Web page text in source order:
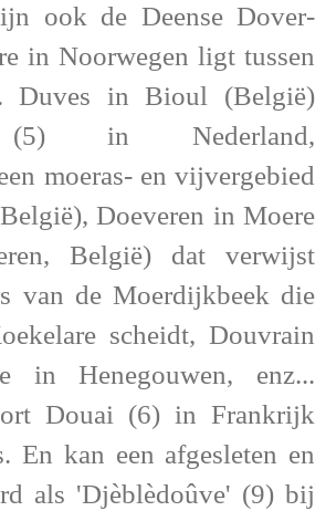
ook de Deense Dover-
in Noorwegen ligt tussen
Duves in Bioul (België)
(5) in Nederland,
moeras- en vijvergebied
Doeveren in Moere
België) dat verwijst
van de Moerdijkbeek die
scheidt, Douvrain
in Henegouwen, enz...
Douai (6) in Frankrijk
En kan een afgesleten en
als 'Djèblèdoûve' (9) bij